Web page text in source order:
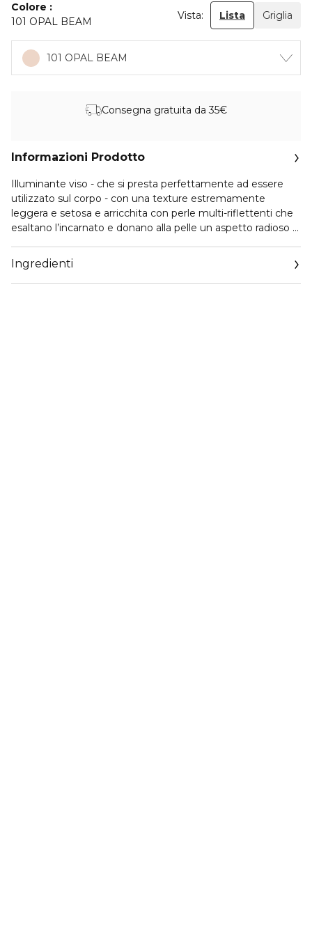
Colore
101 OPAL BEAM
Vista: Lista Griglia
101 OPAL BEAM
Consegna gratuita da 35€
Informazioni Prodotto
Illuminante viso - che si presta perfettamente ad essere
utilizzato sul corpo - con una texture estremamente
leggera e setosa e arricchita con perle multi-riflettenti che
esaltano l’incarnato e donano alla pelle un aspetto radioso e
La texture di Flush of Light™ è senza peso, altamente
stratificabile e modulabile e si fonde sulla pelle
permettendo di ottenere l’intensità e l’effetto luminoso
Ingredienti